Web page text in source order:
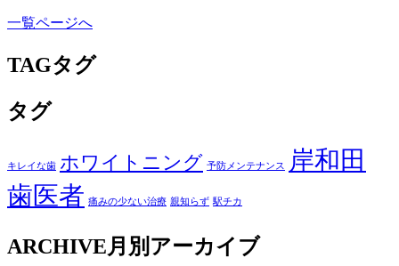
一覧ページへ
TAGタグ
タグ
キレイな歯 ホワイトニング 予防メンテナンス
岸和田
歯医者 痛みの少ない治療 親知らず 駅チカ
ARCHIVE月別アーカイブ